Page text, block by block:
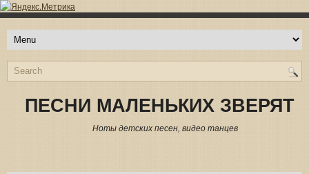
ПЕСНИ МАЛЕНЬКИХ ЗВЕРЯТ
Ноты детских песен, видео танцев